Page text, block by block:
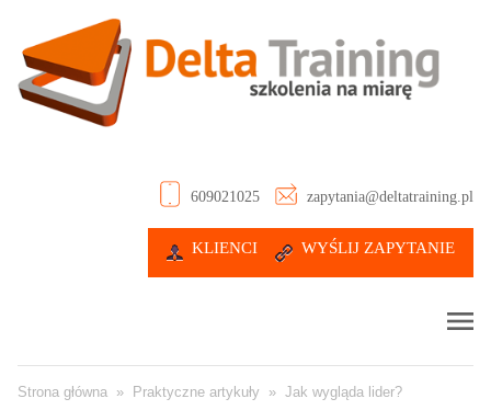
609021025 zapytania@deltatraining.pl
KLIENCI WYŚLIJ ZAPYTANIE
Strona główna » Praktyczne artykuły » Jak wygląda lider?